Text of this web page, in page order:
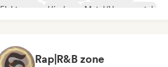
Elektropop
Hip-hop Metal/Heavy metal
Rap|R&B zone